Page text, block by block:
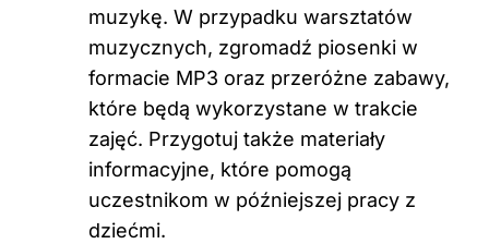
muzykę. W przypadku warsztatów
muzycznych, zgromadź piosenki w
formacie MP3 oraz przeróżne zabawy,
które będą wykorzystane w trakcie
zajęć. Przygotuj także materiały
informacyjne, które pomogą
uczestnikom w późniejszej pracy z
dziećmi.